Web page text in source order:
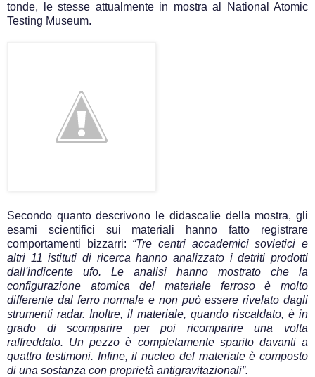
tonde, le stesse attualmente in mostra al National Atomic
Testing Museum.
Secondo quanto descrivono le didascalie della mostra, gli
esami scientifici sui materiali hanno fatto registrare
comportamenti bizzarri: “Tre centri accademici sovietici e
altri 11 istituti di ricerca hanno analizzato i detriti prodotti
dall'indicente ufo. Le analisi hanno mostrato che la
configurazione atomica del materiale ferroso è molto
differente dal ferro normale e non può essere rivelato dagli
strumenti radar. Inoltre, il materiale, quando riscaldato, è in
grado di scomparire per poi ricomparire una volta
raffreddato. Un pezzo è completamente sparito davanti a
quattro testimoni. Infine, il nucleo del materiale è composto
di una sostanza con proprietà antigravitazionali”.